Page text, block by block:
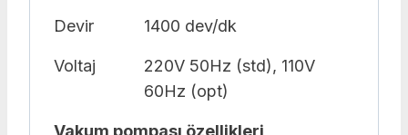
Devir 1400 dev/dk
Voltaj
220V 50Hz (std), 110V
60Hz (opt)
Vakum pompası özellikleri